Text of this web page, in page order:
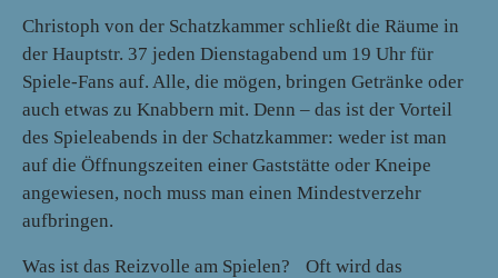
Christoph von der Schatzkammer schließt die Räume in
der Hauptstr. 37 jeden Dienstagabend um 19 Uhr für
Spiele-Fans auf. Alle, die mögen, bringen Getränke oder
auch etwas zu Knabbern mit. Denn – das ist der Vorteil
des Spieleabends in der Schatzkammer: weder ist man
auf die Öffnungszeiten einer Gaststätte oder Kneipe
angewiesen, noch muss man einen Mindestverzehr
aufbringen.
Was ist das Reizvolle am Spielen? Oft wird das